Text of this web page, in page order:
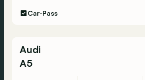
Car-Pass
Audi
A5